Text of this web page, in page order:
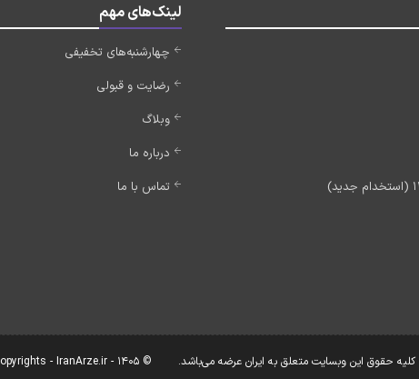
لینک‌های مهم
چهارشنبه‌های تخفیفی
رضایت و قبولی
وبلاگ
درباره ما
تماس با ما
کلیه حقوق این وبسایت متعلق به ایران عرضه می‌باشد. © Copyrights - IranArze.ir - 1405